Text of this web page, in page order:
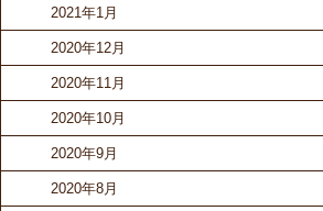
2021年1月
2020年12月
2020年11月
2020年10月
2020年9月
2020年8月